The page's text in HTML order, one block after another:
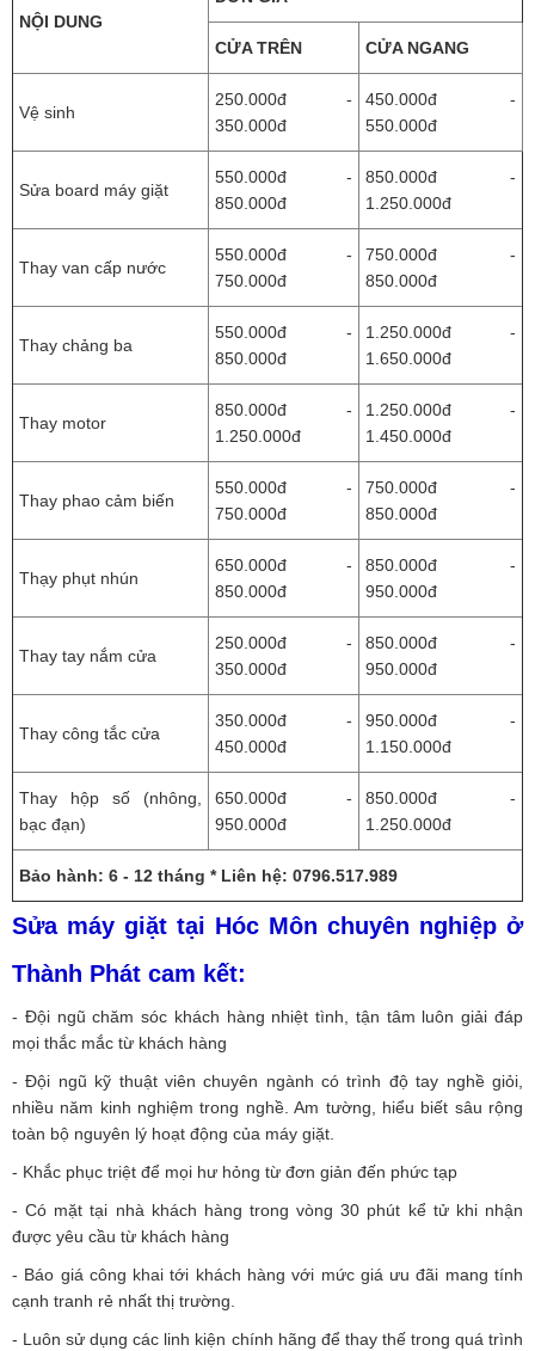
NỘI DUNG
CỬA TRÊN CỬA NGANG
Vệ sinh
250.000đ -
350.000đ
450.000đ -
550.000đ
Sửa board máy giặt
550.000đ -
850.000đ
850.000đ -
1.250.000đ
Thay van cấp nước
550.000đ -
750.000đ
750.000đ -
850.000đ
Thay chảng ba
550.000đ -
850.000đ
1.250.000đ -
1.650.000đ
Thay motor
850.000đ -
1.250.000đ
1.250.000đ -
1.450.000đ
Thay phao cảm biến
550.000đ -
750.000đ
750.000đ -
850.000đ
Thạy phụt nhún
650.000đ -
850.000đ
850.000đ -
950.000đ
Thay tay nắm cửa
250.000đ -
350.000đ
850.000đ -
950.000đ
Thay công tắc cửa
350.000đ -
450.000đ
950.000đ -
1.150.000đ
Thay hộp số (nhông,
bạc đạn)
650.000đ -
950.000đ
850.000đ -
1.250.000đ
Bảo hành: 6 - 12 tháng * Liên hệ: 0796.517.989
Sửa máy giặt tại Hóc Môn chuyên nghiệp ở
Thành Phát cam kết:
- Đội ngũ chăm sóc khách hàng nhiệt tình, tận tâm luôn giải đáp
mọi thắc mắc từ khách hàng
- Đội ngũ kỹ thuật viên chuyên ngành có trình độ tay nghề giỏi,
nhiều năm kinh nghiệm trong nghề. Am tường, hiểu biết sâu rộng
toàn bộ nguyên lý hoạt động của máy giặt.
- Khắc phục triệt để mọi hư hỏng từ đơn giản đến phức tạp
- Có mặt tại nhà khách hàng trong vòng 30 phút kể tử khi nhận
được yêu cầu từ khách hàng
- Báo giá công khai tới khách hàng với mức giá ưu đãi mang tính
cạnh tranh rẻ nhất thị trường.
- Luôn sử dụng các linh kiện chính hãng để thay thế trong quá trình